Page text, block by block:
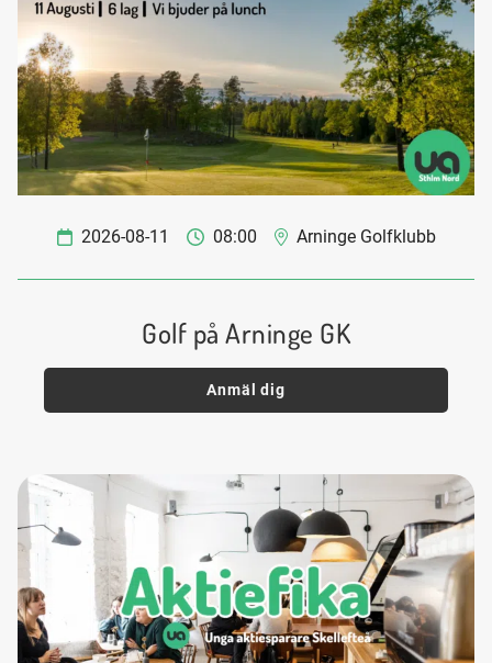
2026-08-11 08:00 Arninge Golfklubb
Golf på Arninge GK
Anmäl dig